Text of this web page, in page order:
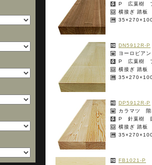
P 広葉樹
横接ぎ 踏板
DN5912R-P
ヨーロピア
P 広葉樹
横接ぎ 踏板
DP5912R-P
カラマツ 階
P 針葉樹
横接ぎ 踏板
FB1021-P